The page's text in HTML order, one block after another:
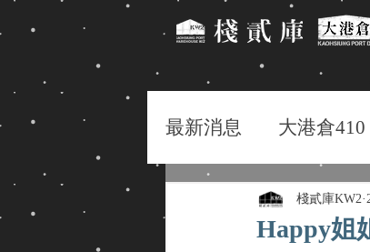
最新消息 大港倉410
Happy姐
棧貳庫KW2